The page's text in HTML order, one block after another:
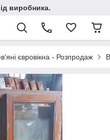
виробника.
євровікна - Розпродаж